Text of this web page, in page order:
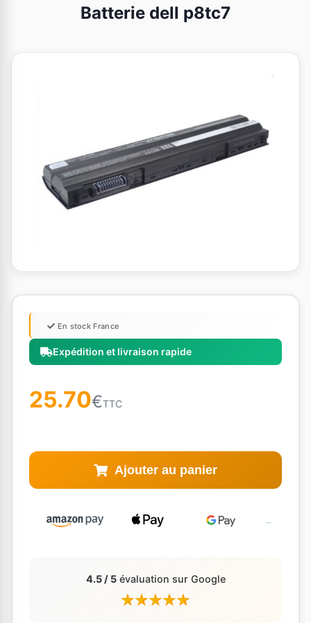
Batterie dell p8tc7
Expédition et livraison rapide
En stock France
25.70€TTC
Ajouter au panier
4.5 / 5évaluation sur Google